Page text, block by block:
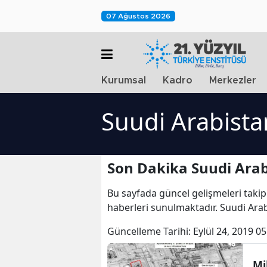
07 Ağustos 2026
Kurumsal Kadro Merkezler
Suudi
Son Dakika Suudi
Bu sayfada güncel gelişmeleri
haberleri sunulmaktadır. Suudi
Güncelleme Tarihi: Eylül 24, 2019